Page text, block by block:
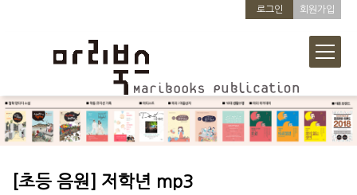
로그인 회원가입
[초등 음원] 저학년 mp3